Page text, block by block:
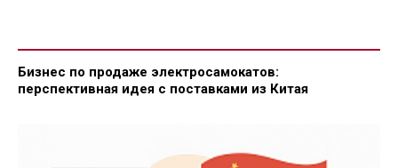
Бизнес по продаже электросамокатов:
перспективная идея с поставками из Китая